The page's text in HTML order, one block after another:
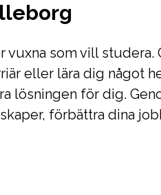
som vill studera.
eller lära dig något
lösningen för dig.
förbättra dina